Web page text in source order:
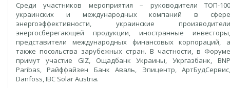
Среди участников мероприятия – руководители ТОП-100
украинских и международных компаний в сфере
энергоэффективности, украинские производители
энергосберегающей продукции, иностранные инвесторы,
представители международных финансовых корпораций, а
также посольства зарубежных стран. В частности, в Форуме
примут участие GIZ, Ощадбанк Украины, Укргазбанк, BNP
Paribas, Райффайзен Банк Аваль, Эпицентр, AртБудСервис,
Danfoss, IBC Solar Austria.